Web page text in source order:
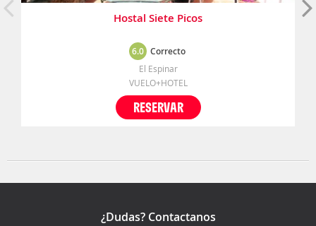
Hostal Siete Picos
6.0 Correcto
El Espinar
VUELO+HOTEL
RESERVAR
¿Dudas? Contactanos